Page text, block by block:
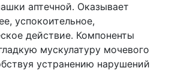
аптечной. Оказывает
успокоительное,
действие. Компоненты
мускулатуру мочевого
устранению нарушений